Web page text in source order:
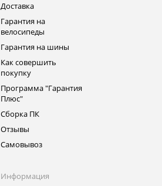
Доставка
Гарантия на
велосипеды
Гарантия на шины
Как совершить
покупку
Программа "Гарантия
Плюс"
Сборка ПК
Отзывы
Самовывоз
Информация